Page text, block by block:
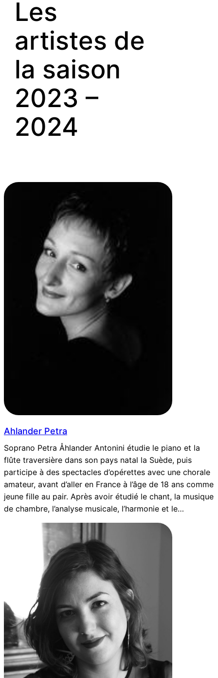
Les
artistes de
la saison
2023 –
2024
Ahlander Petra
Soprano Petra Åhlander Antonini étudie le piano et la
flûte traversière dans son pays natal la Suède, puis
participe à des spectacles d’opérettes avec une chorale
amateur, avant d’aller en France à l’âge de 18 ans comme
jeune fille au pair. Après avoir étudié le chant, la musique
de chambre, l’analyse musicale, l’harmonie et le…